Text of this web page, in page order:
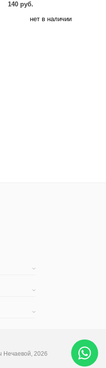
140 руб.
нет в наличии
Нечаевой, 2026